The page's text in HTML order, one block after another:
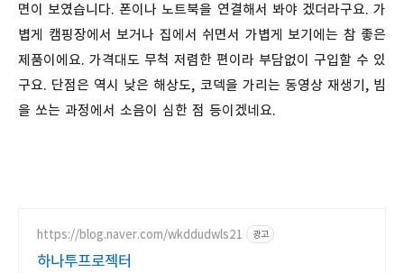
면이 보였습니다. 폰이나 노트북을 연결해서 봐야 겠더라구요. 가
볍게 캠핑장에서 보거나 집에서 쉬면서 가볍게 보기에는 참 좋은
제품이에요. 가격대도 무척 저렴한 편이라 부담없이 구입할 수 있
구요. 단점은 역시 낮은 해상도, 코덱을 가리는 동영상 재생기, 빔
을 쏘는 과정에서 소음이 심한 점 등이겠네요.
https://blog.naver.com/wkddudwls21 광고
하나투프로젝터